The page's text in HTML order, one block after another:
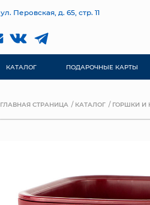
ул. Перовская, д. 65, стр. 11
КАТАЛОГ ПОДАРОЧНЫЕ КАРТЫ
ГЛАВНАЯ СТРАНИЦА КАТАЛОГ ГОРШКИ И